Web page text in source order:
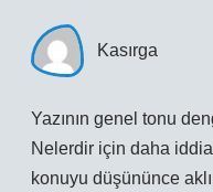
Kasırga
Yazının genel tonu
Nelerdir için daha
konuyu düşününce